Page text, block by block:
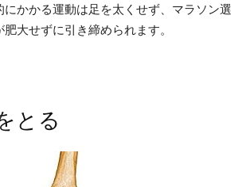
かかる運動は足を太くせず、マラソン選
大せずに引き締められます。
とる